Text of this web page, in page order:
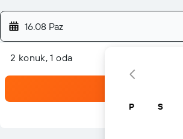
16.08 Paz
2 konuk, 1 oda
P S